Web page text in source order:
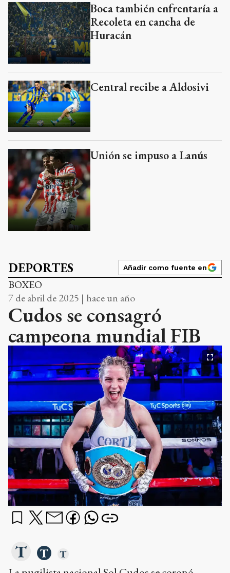
Boca también enfrentaría a
Recoleta en cancha de
Huracán
Central recibe a Aldosivi
Unión se impuso a Lanús
DEPORTES Añadir como fuente en
BOXEO
7 de abril de 2025 | hace un año
Cudos se consagró
campeona mundial FIB